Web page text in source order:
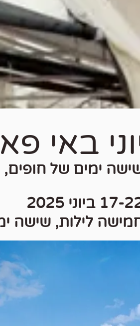
באי
ימים של חופים,
22 ביוני 2025
לילות, שישה